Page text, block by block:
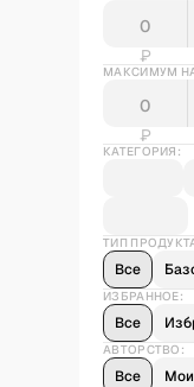
₽
МАКСИМУМ НА
₽
КАТЕГОРИЯ:
ТИП
Все
ИЗБРАННОЕ:
Все
АВТОРСТВО:
Все Мои